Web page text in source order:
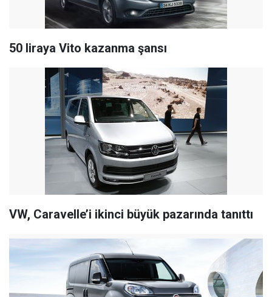
50 liraya Vito kazanma şansı
VW, Caravelle’i ikinci büyük pazarında tanıttı